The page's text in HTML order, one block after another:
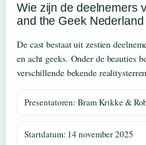
Wie zijn de deelnemers
and the Geek
De cast bestaat uit zestien
en acht geeks. Onder de beauties
verschillende bekende
Presentatoren: Bram Krikke &
Startdatum: 14 november 2025